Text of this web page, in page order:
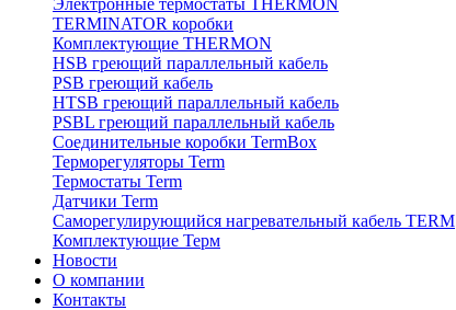
Электронные термостаты THERMON
TERMINATOR коробки
Комплектующие THERMON
HSB греющий параллельный кабель
PSB греющий кабель
HTSB греющий параллельный кабель
PSBL греющий параллельный кабель
Соединительные коробки TermBox
Терморегуляторы Term
Термостаты Term
Датчики Term
Саморегулирующийся нагревательный кабель TERM
Комплектующие Терм
Новости
О компании
Контакты